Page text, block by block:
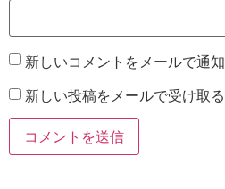
新しいコメントをメールで通知
新しい投稿をメールで受け取る